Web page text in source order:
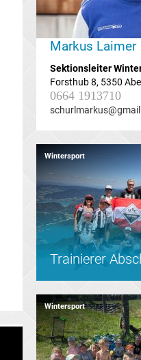
Markus Laimer
Sektionsleiter
Forsthub 8, 5350
0664 1913710
Wintersport
Trainierer
Wintersport